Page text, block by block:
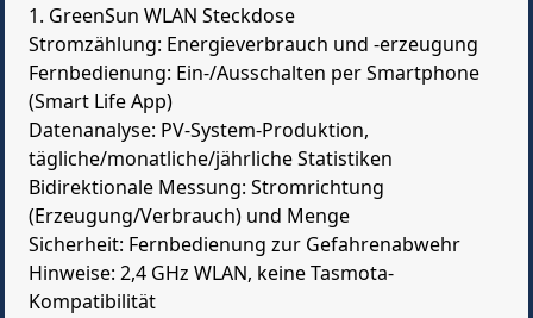
1. GreenSun WLAN Steckdose
Stromzählung: Energieverbrauch und -erzeugung
Fernbedienung: Ein-/Ausschalten per Smartphone
(Smart Life App)
Datenanalyse: PV-System-Produktion,
tägliche/monatliche/jährliche Statistiken
Bidirektionale Messung: Stromrichtung
(Erzeugung/Verbrauch) und Menge
Sicherheit: Fernbedienung zur Gefahrenabwehr
Hinweise: 2,4 GHz WLAN, keine Tasmota-
Kompatibilität